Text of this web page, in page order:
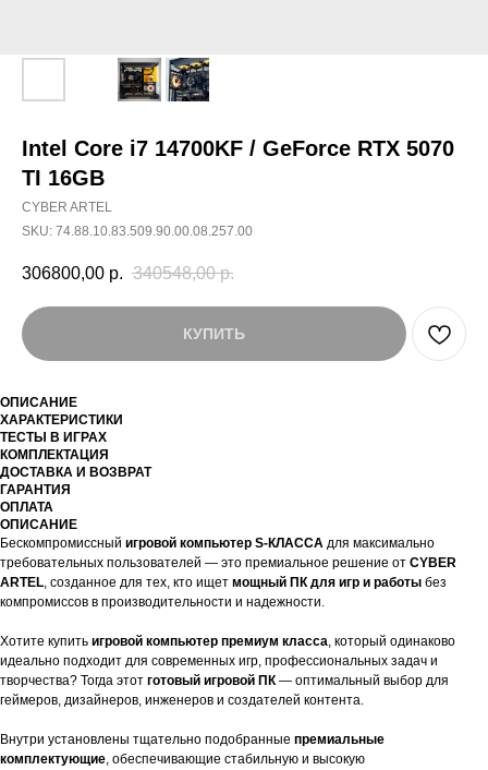
Intel Core i7 14700KF / GeForce RTX 5070
TI 16GB
CYBER ARTEL
SKU: 74.88.10.83.509.90.00.08.257.00
306800,00 р. 340548,00 р.
КУПИТЬ
ОПИСАНИЕ
ХАРАКТЕРИСТИКИ
ТЕСТЫ В ИГРАХ
КОМПЛЕКТАЦИЯ
ДОСТАВКА И ВОЗВРАТ
ГАРАНТИЯ
ОПЛАТА
ОПИСАНИЕ
Бескомпромиссный игровой компьютер S-КЛАССА для максимально
требовательных пользователей — это премиальное решение от CYBER
ARTEL, созданное для тех, кто ищет мощный ПК для игр и работы без
компромиссов в производительности и надежности.
Хотите купить игровой компьютер премиум класса, который одинаково
идеально подходит для современных игр, профессиональных задач и
творчества? Тогда этот готовый игровой ПК— оптимальный выбор для
геймеров, дизайнеров, инженеров и создателей контента.
Внутри установлены тщательно подобранные премиальные
комплектующие, обеспечивающие стабильную и высокую